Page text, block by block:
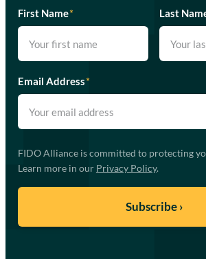
First Name* Last
Email Address*
FIDO Alliance is committed to protecting
Learn more in our Privacy Policy.